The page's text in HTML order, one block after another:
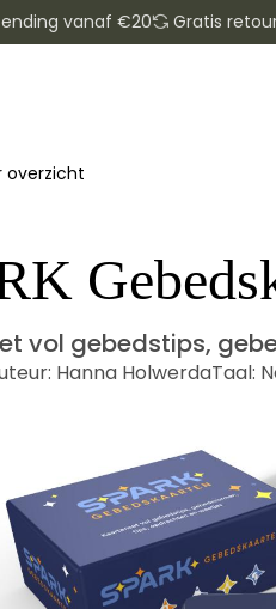
vanaf €20 Gratis
overzicht
vol gebedstips,
Hanna HolwerdaTaal: